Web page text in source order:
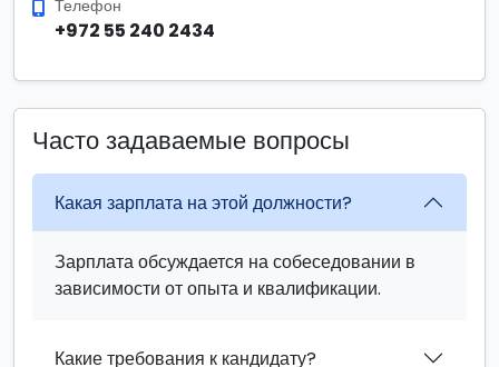
Телефон
+972 55 240 2434
Часто задаваемые вопросы
Какая зарплата на этой должности?
Зарплата обсуждается на собеседовании в
зависимости от опыта и квалификации.
Какие требования к кандидату?